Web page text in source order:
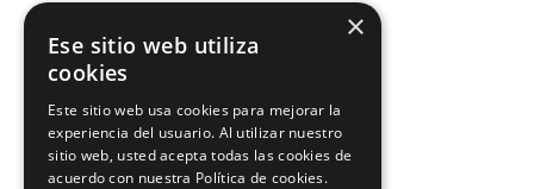
×
Ese sitio web utiliza
cookies
Este sitio web usa cookies para mejorar la
experiencia del usuario. Al utilizar nuestro
sitio web, usted acepta todas las cookies de
acuerdo con nuestra Política de cookies.